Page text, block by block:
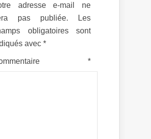
adresse e-mail ne
pas publiée.
Les
obligatoires sont
avec *
*